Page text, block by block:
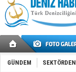
GÜNDEM SEKTÖRDEN